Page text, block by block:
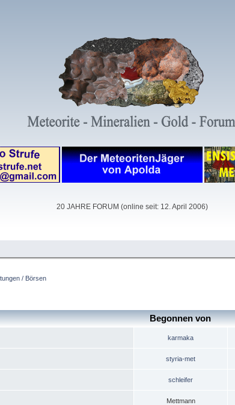
20 JAHRE FORUM (online seit: 12. April 2006)
/ Börsen
Begonnen von
karmaka
styria-met
schleifer
Mettmann